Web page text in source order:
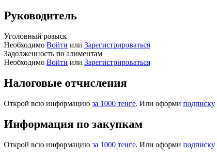
Руководитель
Уголовный розыск
Необходимо Войти или Зарегистрироваться
Задолженность по алиментам
Необходимо Войти или Зарегистрироваться
Налоговые отчисления
Открой всю информацию за 1000 тенге. Или оформи подписку
Информация по закупкам
Открой всю информацию за 1000 тенге. Или оформи подписку